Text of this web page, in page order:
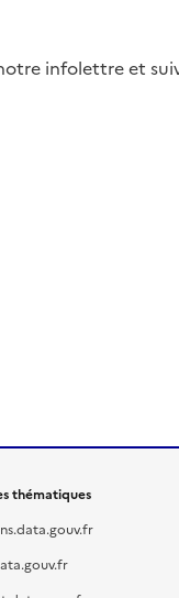
infolettre et
thématiques